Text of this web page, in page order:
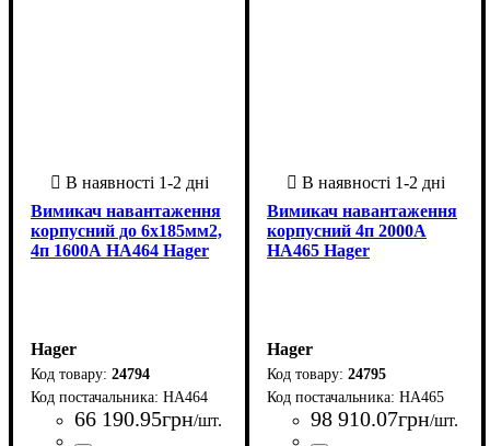
Вимикач навантаження
корпусний до 6х185мм2,
4п 1600А HA464 Hager
Hager
24794
HA464
66 190.95грн/шт.
Вимикач навантаження
корпусний 4п 2000А
HA465 Hager
Hager
24795
HA465
98 910.07грн/шт.